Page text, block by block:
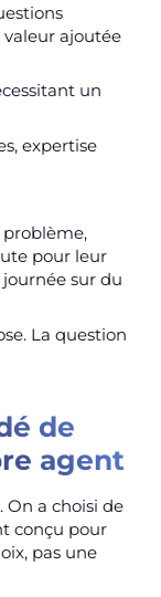
ajoutée
un
expertise
pour leur
sur du
La question
de
agent
On a choisi de
conçu pour
pas une